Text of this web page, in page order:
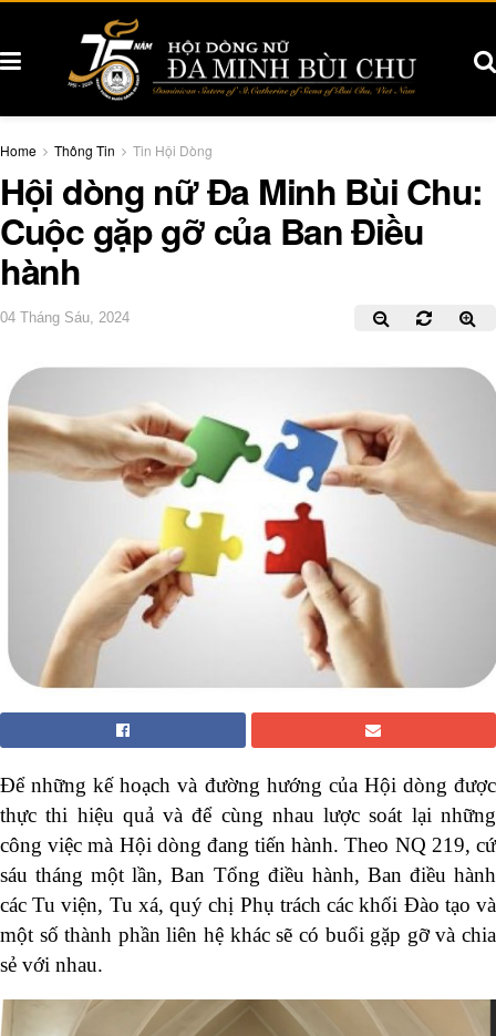
Home Thông Tin Tin Hội Dòng
Hội dòng nữ Đa Minh Bùi Chu:
Cuộc gặp gỡ của Ban Điều
hành
04 Tháng Sáu, 2024
Để những kế hoạch và đường hướng của Hội dòng được
thực thi hiệu quả và để cùng nhau lược soát lại những
công việc mà Hội dòng đang tiến hành. Theo NQ 219, cứ
sáu tháng một lần, Ban Tổng điều hành, Ban điều hành
các Tu viện, Tu xá, quý chị Phụ trách các khối Đào tạo và
một số thành phần liên hệ khác sẽ có buổi gặp gỡ và chia
sẻ với nhau.